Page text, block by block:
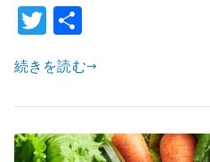
食
べ
る
麦
少
T
w
it
te
r
続きを読む